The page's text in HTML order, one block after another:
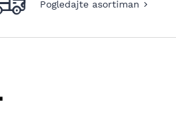
Pogledajte asortiman